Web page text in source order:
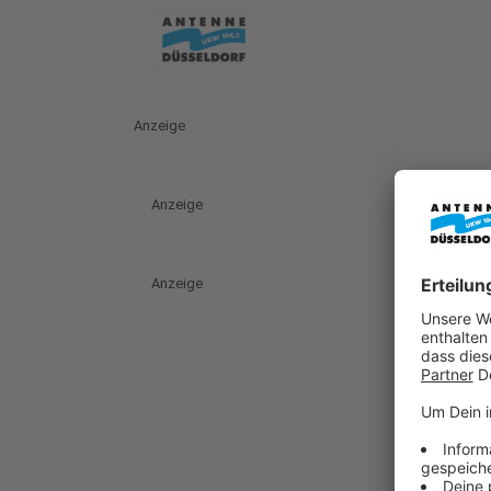
Anzeige
Anzeige
Anzeige